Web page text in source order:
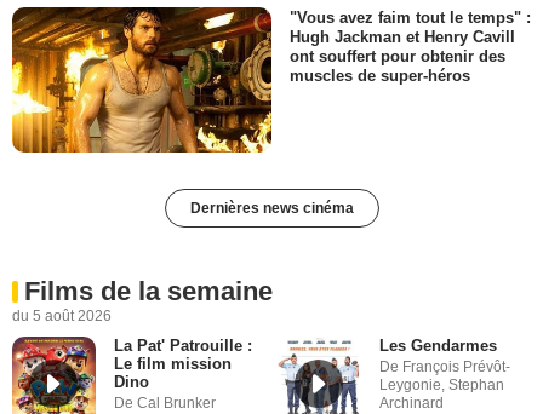
"Vous avez faim tout le temps" :
Hugh Jackman et Henry Cavill
ont souffert pour obtenir des
muscles de super-héros
Dernières news cinéma
Films de la semaine
du 5 août 2026
La Pat' Patrouille :
Le film mission
Dino
De Cal Brunker
Les Gendarmes
De François Prévôt-
Leygonie, Stephan
Archinard